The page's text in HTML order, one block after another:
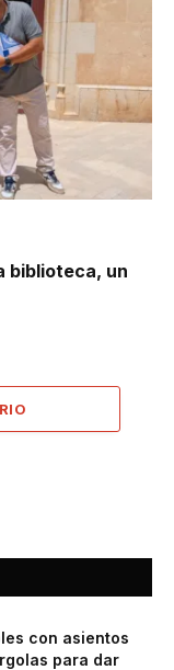
biblioteca, un
con asientos
para dar